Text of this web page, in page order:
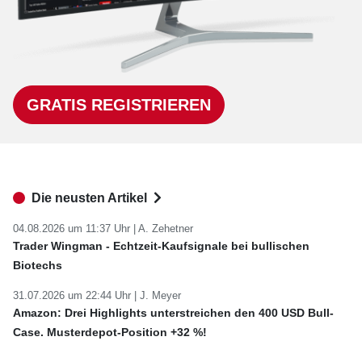
GRATIS REGISTRIEREN
Die neusten Artikel
04.08.2026 um 11:37 Uhr | A. Zehetner
Trader Wingman - Echtzeit-Kaufsignale bei bullischen
Biotechs
31.07.2026 um 22:44 Uhr | J. Meyer
Amazon: Drei Highlights unterstreichen den 400 USD Bull-
Case. Musterdepot-Position +32 %!